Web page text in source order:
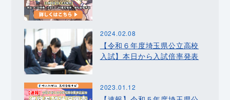
2024.02.08
【令和６年度埼玉県公立高校
入試】本日から入試倍率発表
2023.01.12